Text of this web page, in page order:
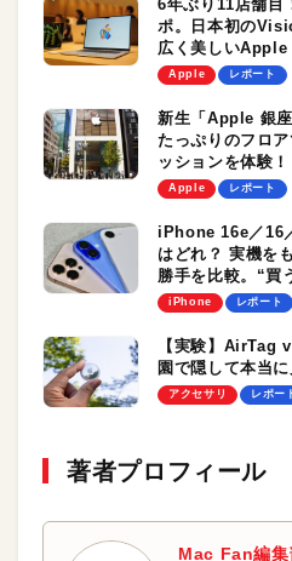
6年ぶり11店舗目
ポ。日本初の
広く美しいApple
らない！
Apple レポート
新生「Apple 銀
たっぷりのフロ
ッションを体験
Cardも要チェック
Apple レポート
iPhone 16e／16
はどれ？ 実機を
勝手を比較。“買
う！
iPhone レポート
【実験】AirTag
園で隠して本当
アクセサリ レポー
著者プロフィール
Mac Fan編集